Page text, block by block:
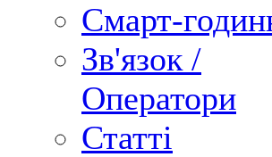
Смарт-
Зв'язок /
Оператори
Статті